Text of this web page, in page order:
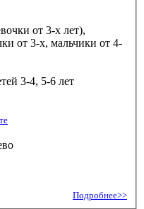
от 3-х лет),
от 3-х, мальчики от 4-
3-4, 5-6 лет
Подробнее>>